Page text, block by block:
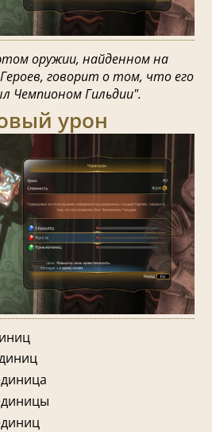
оружии, найденном на
говорит о том, что его
Чемпионом Гильдии".
урон